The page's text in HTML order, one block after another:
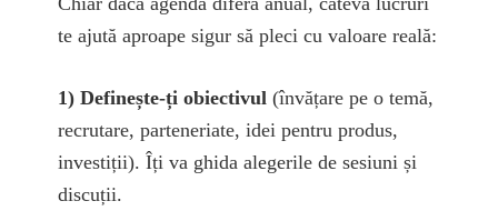
te ajută aproape sigur să pleci cu valoare reală:
1) Definește-ți obiectivul (învățare pe o temă,
recrutare, parteneriate, idei pentru produs,
investiții). Îți va ghida alegerile de sesiuni și
discuții.